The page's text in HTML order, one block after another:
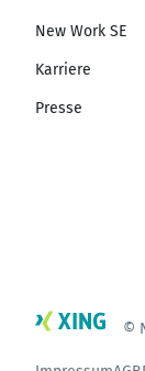
New Work SE
Karriere
Presse
©